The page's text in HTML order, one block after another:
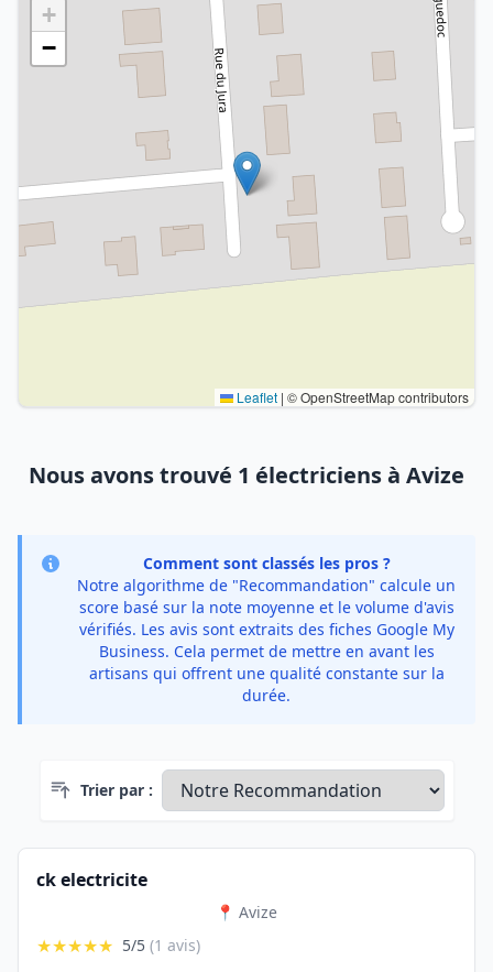
+
−
Leaflet | © OpenStreetMap contributors
Nous avons trouvé 1 électriciens à Avize
Comment sont classés les pros ?
Notre algorithme de "Recommandation" calcule un
score basé sur la note moyenne et le volume d'avis
vérifiés. Les avis sont extraits des fiches Google My
Business. Cela permet de mettre en avant les
artisans qui offrent une qualité constante sur la
durée.
Trier par :
ck electricite
📍 Avize
★★★★★ 5/5 (1 avis)